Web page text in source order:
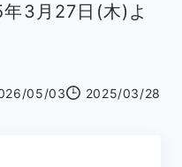
3月27日(木)よ
05/03 2025/03/28